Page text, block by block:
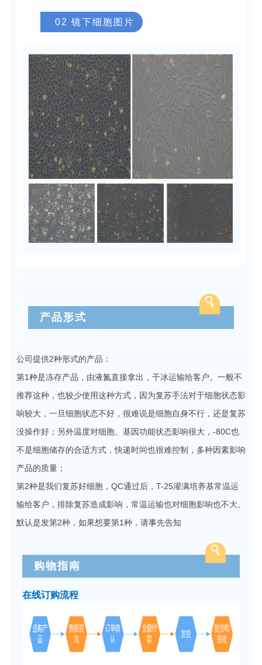
02 镜下细胞图片
产品形式
公司提供2种形式的产品：
第1种是冻存产品，由液氮直接拿出，干冰运输给客户。一般不
推荐这种，也较少使用这种方式，因为复苏手法对于细胞状态影
响较大，一旦细胞状态不好，很难说是细胞自身不行，还是复苏
没操作好；另外温度对细胞、基因功能状态影响很大，-80C也
不是细胞储存的合适方式，快递时间也很难控制，多种因素影响
产品的质量；
第2种是我们复苏好细胞，QC通过后，T-25灌满培养基常温运
输给客户，排除复苏造成影响，常温运输也对细胞影响也不大。
默认是发第2种，如果想要第1种，请事先告知
购物指南
在线订购流程